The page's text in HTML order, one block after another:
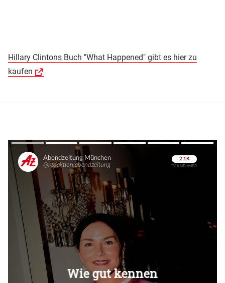
Hillary Clintons Buch "What Happened" gibt es hier zu
kaufen
Überspringen